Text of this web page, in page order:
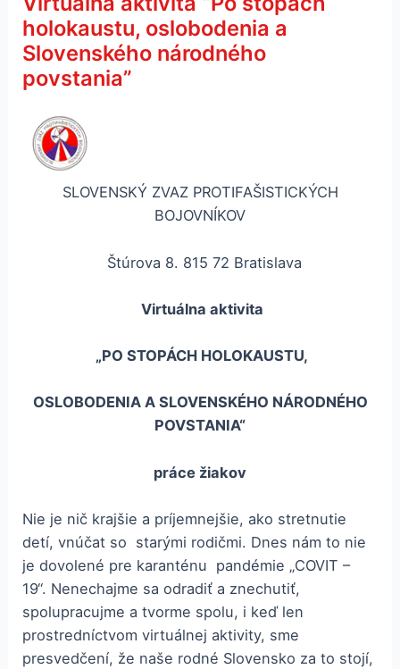
holokaustu, oslobodenia a
Slovenského národného
povstania”
SLOVENSKÝ ZVAZ PROTIFAŠISTICKÝCH
BOJOVNÍKOV
Štúrova 8. 815 72 Bratislava
Virtuálna aktivita
„PO STOPÁCH HOLOKAUSTU,
OSLOBODENIA A SLOVENSKÉHO NÁRODNÉHO
POVSTANIA“
práce žiakov
Nie je nič krajšie a príjemnejšie, ako stretnutie
detí, vnúčat so starými rodičmi. Dnes nám to nie
je dovolené pre karanténu pandémie „COVIT –
19“. Nenechajme sa odradiť a znechutiť,
spolupracujme a tvorme spolu, i keď len
prostredníctvom virtuálnej aktivity, sme
presvedčení, že naše rodné Slovensko za to stojí,